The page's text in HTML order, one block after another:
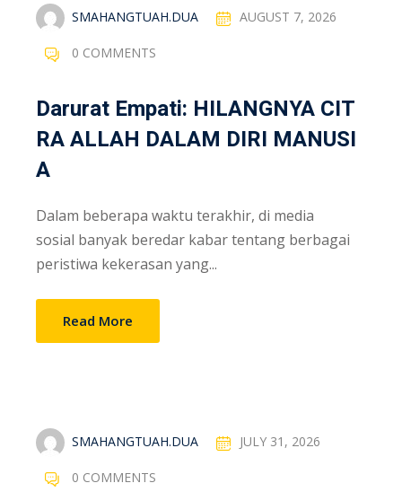
SMAHANGTUAH.DUA AUGUST 7, 2026
0 COMMENTS
Darurat Empati: HILANGNYA CIT
RA ALLAH DALAM DIRI MANUSI
A
Dalam beberapa waktu terakhir, di media
sosial banyak beredar kabar tentang berbagai
peristiwa kekerasan yang...
Read More
SMAHANGTUAH.DUA JULY 31, 2026
0 COMMENTS